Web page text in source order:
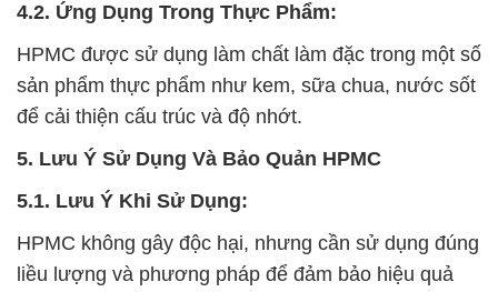
4.2. Ứng Dụng Trong Thực Phẩm:
HPMC được sử dụng làm chất làm đặc trong một số
sản phẩm thực phẩm như kem, sữa chua, nước sốt
để cải thiện cấu trúc và độ nhớt.
5. Lưu Ý Sử Dụng Và Bảo Quản HPMC
5.1. Lưu Ý Khi Sử Dụng:
HPMC không gây độc hại, nhưng cần sử dụng đúng
liều lượng và phương pháp để đảm bảo hiệu quả